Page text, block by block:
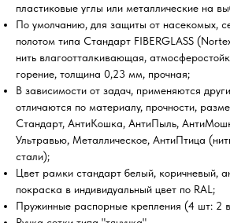
пластиковые углы или металлические на
По умолчанию, для защиты от насекомых,
полотом типа Стандарт FIBERGLASS
нить влагоотталкивающая,
горение, толщина 0,23 мм, прочная;
В зависимости от задач, применяются
отличаются по материалу, прочности,
Стандарт, АнтиКошка, АнтиПыль,
Ультравью, Металлическое, АнтиПтица
стали);
Цвет рамки стандарт белый, коричневый,
покраска в индивидуальный цвет по RAL;
Пружинные распорные крепления (4 шт: 2